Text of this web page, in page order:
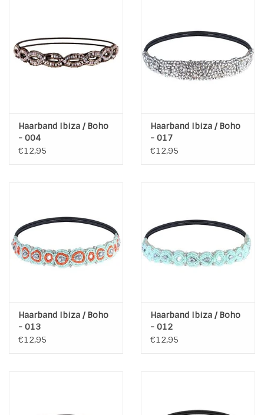
Haarband Ibiza / Boho
- 004
€12,95
Haarband Ibiza / Boho
- 017
€12,95
Haarband Ibiza / Boho
- 013
€12,95
Haarband Ibiza / Boho
- 012
€12,95